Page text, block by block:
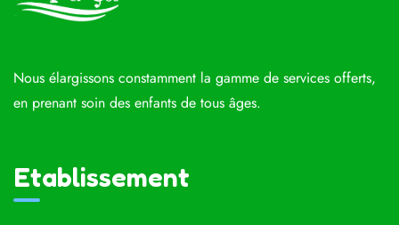
Nous élargissons constamment la gamme de services offerts,
en prenant soin des enfants de tous âges.
Etablissement